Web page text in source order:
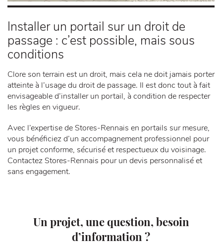
Installer un portail sur un droit de
passage : c’est possible, mais sous
conditions
Clore son terrain est un droit, mais cela ne doit jamais porter
atteinte à l’usage du droit de passage. Il est donc tout à fait
envisageable d’installer un portail, à condition de respecter
les règles en vigueur.
Avec l’expertise de Stores-Rennais en portails sur mesure,
vous bénéficiez d’un accompagnement professionnel pour
un projet conforme, sécurisé et respectueux du voisinage.
Contactez Stores-Rennais pour un devis personnalisé et
sans engagement.
Un projet, une question, besoin
d’information ?